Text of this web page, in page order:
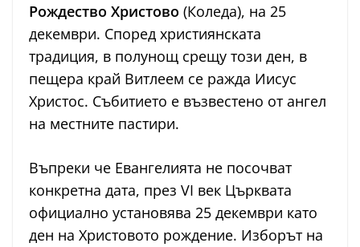
Рождество Христово (Коледа), на 25
декември. Според християнската
традиция, в полунощ срещу този ден, в
пещера край Витлеем се ражда Иисус
Христос. Събитието е възвестено от ангел
на местните пастири.
Въпреки че Евангелията не посочват
конкретна дата, през VI век Църквата
официално установява 25 декември като
ден на Христовото рождение. Изборът на